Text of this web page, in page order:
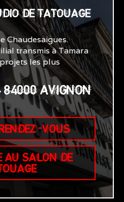
DE TATOUAGE
Chaudesaigues.
transmis à Tamara
les plus
84000 AVIGNON
VOUS
AU SALON DE